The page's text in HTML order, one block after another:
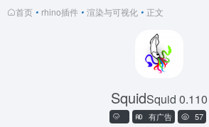
首页 • rhino插件 • 渲染与可视化 • 正文
SquidSquid 0.110
有广告 57